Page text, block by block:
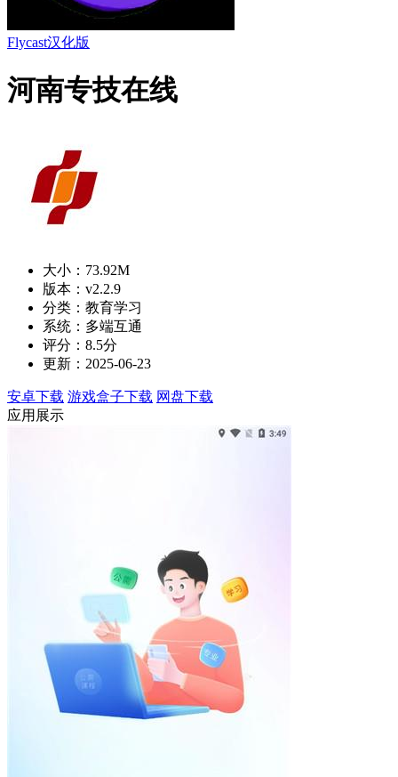
Flycast汉化版
河南专技在线
大小：73.92M
版本：v2.2.9
分类：教育学习
系统：多端互通
评分：8.5分
更新：2025-06-23
安卓下载 游戏盒子下载 网盘下载
应用展示